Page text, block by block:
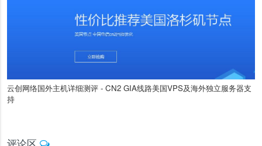
云创网络国外主机详细测评 - CN2 GIA线路美国VPS及海外独立服务器支
持
评论区